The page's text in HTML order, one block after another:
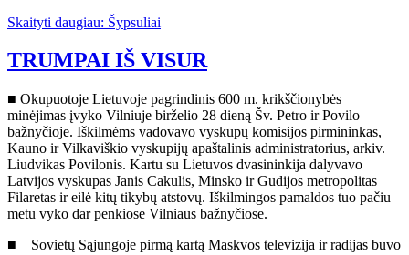
Skaityti daugiau: Šypsuliai
TRUMPAI IŠ VISUR
■ Okupuotoje Lietuvoje pagrindinis 600 m. krikščionybės
minėjimas įvyko Vilniuje birželio 28 dieną Šv. Petro ir Povilo
bažnyčioje. Iškilmėms vadovavo vyskupų komisijos pirmininkas,
Kauno ir Vilkaviškio vyskupijų apaštalinis administratorius, arkiv.
Liudvikas Povilonis. Kartu su Lietuvos dvasininkija dalyvavo
Latvijos vyskupas Janis Cakulis, Minsko ir Gudijos metropolitas
Filaretas ir eilė kitų tikybų atstovų. Iškilmingos pamaldos tuo pačiu
metu vyko dar penkiose Vilniaus bažnyčiose.
■ Sovietų Sąjungoje pirmą kartą Maskvos televizija ir radijas buvo